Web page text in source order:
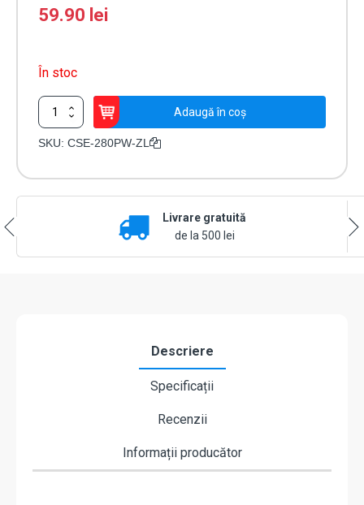
59.90 lei
În stoc
Cantitate
Suport
inoxidabil
Adaugă în coș
SKU: CSE-280PW-ZL
Livrare gratuită
de la 500 lei
Descriere
Specificații
Recenzii
Informații producător